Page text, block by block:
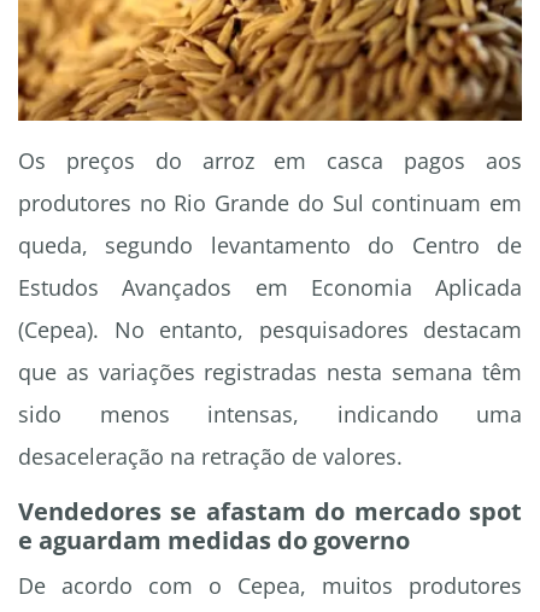
Os preços do arroz em casca pagos aos
produtores no Rio Grande do Sul continuam em
queda, segundo levantamento do Centro de
Estudos Avançados em Economia Aplicada
(Cepea). No entanto, pesquisadores destacam
que as variações registradas nesta semana têm
sido menos intensas, indicando uma
desaceleração na retração de valores.
Vendedores se afastam do mercado spot
e aguardam medidas do governo
De acordo com o Cepea, muitos produtores